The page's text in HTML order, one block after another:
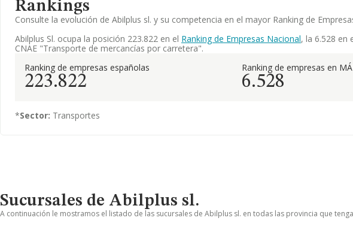
Rankings
Consulte la evolución de Abilplus sl. y su competencia en el mayor Ranking de
Abilplus Sl. ocupa la posición 223.822 en el Ranking de Empresas Nacional, la 6.528 en
CNAE "Transporte de mercancías por carretera".
Ranking de empresas españolas
223.822
Ranking de empresas en
6.528
*Sector: Transportes
Sucursales de Abilplus sl.
A continuación le mostramos el listado de las sucursales de Abilplus sl. en todas las provincia que